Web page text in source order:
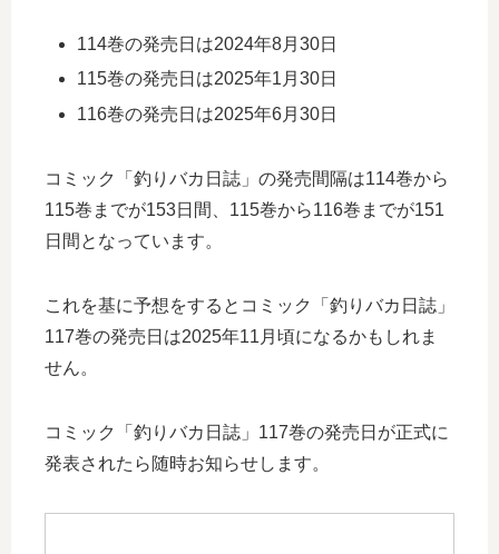
114巻の発売日は2024年8月30日
115巻の発売日は2025年1月30日
116巻の発売日は2025年6月30日
コミック「釣りバカ日誌」の発売間隔は114巻から
115巻までが153日間、115巻から116巻までが151
日間となっています。
これを基に予想をするとコミック「釣りバカ日誌」
117巻の発売日は2025年11月頃になるかもしれま
せん。
コミック「釣りバカ日誌」117巻の発売日が正式に
発表されたら随時お知らせします。